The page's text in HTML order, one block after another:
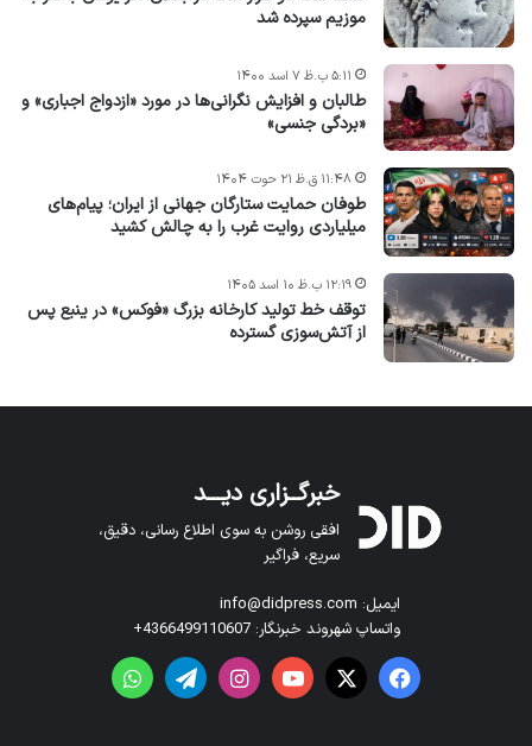
موزیم سپرده شد
طالبان و افزایش نگرانی‌ها در مورد «ازدواج اجباری» و
«بردگی جنسی»
۵:۱۱ ب.ظ ۷ اسد ۱۴۰۰
طوفان حمایت ستارگان جهانی از ایران؛ پیام‌های
میلیاردی روایت غرب را به چالش کشید
۱۱:۴۸ ق.ظ ۲۱ حوت ۱۴۰۴
توقف خط تولید کارخانه بزرگ «فوکس» در ینبع پس
از آتش‌سوزی گسترده
۱۲:۱۹ ب.ظ ۱۰ اسد ۱۴۰۵
خبرگــزاری دیـــد
افقی روشن به سوی اطلاع رسانی، دقیق،
سریع، فراگیر
ایمیل: info@didpress.com
واتساپ شهروند خبرنگار: 4366499110607+
فیس بوک X یوتیوباینستاگرامتلگرامواتس آپ